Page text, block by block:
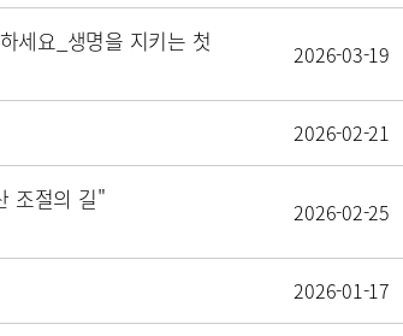
세요_생명을 지키는 첫
2026-03-19
2026-02-21
조절의 길"
2026-02-25
2026-01-17